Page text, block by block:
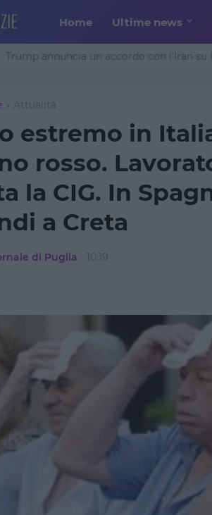
Home Ultime news
Trump annuncia un accordo con l’Iran
Attualità
estremo in
rosso.
la CIG. In
a Creta
di Puglia - 10:19